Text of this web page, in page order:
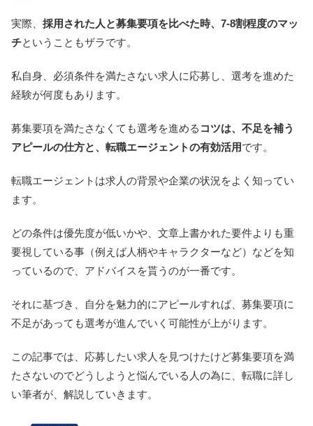
実際、 採用された人と募集要項を比べた時、7-8割程度のマッ
チということもザラです。
私自身、必須条件を満たさない求人に応募し、選考を進めた
経験が何度もあります。
募集要項を満たさなくても選考を進める コツは、不足を補う
アピールの仕方と、転職エージェントの有効活用です。
転職エージェントは求人の背景や企業の状況をよく知ってい
ます。
どの条件は優先度が低いかや、文章上書かれた要件よりも重
要視している事（例えば人柄やキャラクターなど）などを知
っているので、アドバイスを貰うのが一番です。
それに基づき、自分を魅力的にアピールすれば、募集要項に
不足があっても選考が進んでいく可能性が上がります。
この記事では、応募したい求人を見つけたけど募集要項を満
たさないのでどうしようと悩んでいる人の為に、転職に詳し
い筆者が、解説していきます。